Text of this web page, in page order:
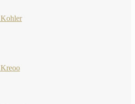
Kohler
Kreoo